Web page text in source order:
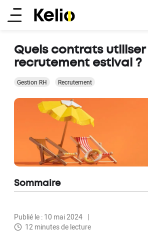
Aller
auMain
Quels contrats utiliser
recrutement estival ?
Gestion RH Recrutement
Publié le : 10 mai 2024
12 minutes de lecture
Sommaire